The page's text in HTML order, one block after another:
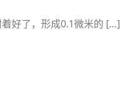
好了，形成0.1微米的 […]